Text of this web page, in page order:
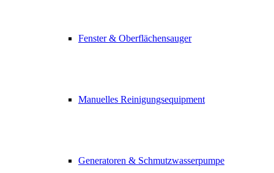
Fenster & Oberflächensauger
Manuelles Reinigungsequipment
Generatoren & Schmutzwasserpumpe